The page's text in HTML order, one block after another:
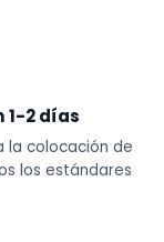
1-2 días
la colocación de
los estándares